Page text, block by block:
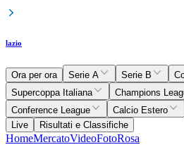
lazio
Ora per ora Serie A Serie B
Supercoppa Italiana
Champions
Conference League
Calcio Estero
Live
Risultati e Classifiche
HomeMercatoVideoFotoRosa